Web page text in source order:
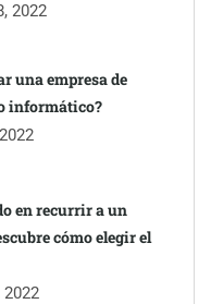
2022
una empresa de
informático?
en recurrir a un
cómo elegir el